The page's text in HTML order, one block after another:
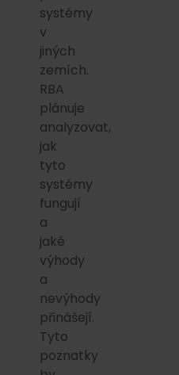
systémy
v
jiných
zemích.
RBA
plánuje
analyzovat,
jak
tyto
systémy
fungují
a
jaké
výhody
a
nevýhody
přinášejí.
Tyto
poznatky